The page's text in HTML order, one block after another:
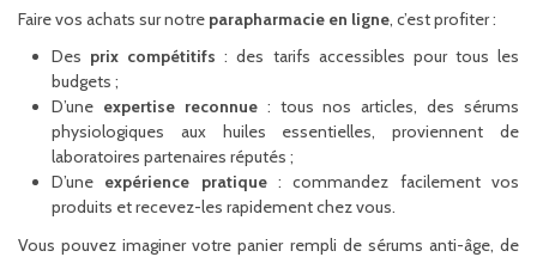
Faire vos achats sur notre parapharmacie en ligne, c’est profiter :
Des prix compétitifs : des tarifs accessibles pour tous les
budgets ;
D’une expertise reconnue: tous nos articles, des sérums
physiologiques aux huiles essentielles, proviennent de
laboratoires partenaires réputés ;
D’une expérience pratique: commandez facilement vos
produits et recevez-les rapidement chez vous.
Vous pouvez imaginer votre panier rempli de sérums anti-âge, de